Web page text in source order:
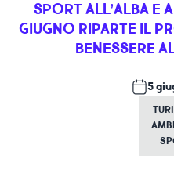
NOTIZIE
SPORT ALL’ALBA E
GIUGNO RIPARTE IL
BENESSERE
5